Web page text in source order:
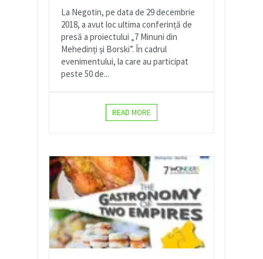
La Negotin, pe data de 29 decembrie
2018, a avut loc ultima conferință de
presă a proiectului „7 Minuni din
Mehedinți și Borski”. În cadrul
evenimentului, la care au participat
peste 50 de...
READ MORE